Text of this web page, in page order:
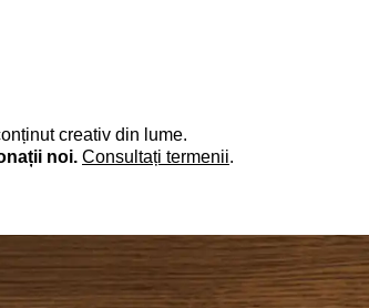
creativ din lume.
noi. Consultați termenii.